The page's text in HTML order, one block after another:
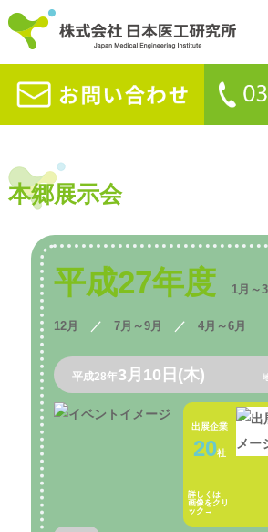
本郷展示会
平成27年度 1月～3
12月 ／ 7月～9月 ／ 4月～6月
平成28年3月10日(木)
出展企業
20社
詳しくは
画像をクリ
ック→